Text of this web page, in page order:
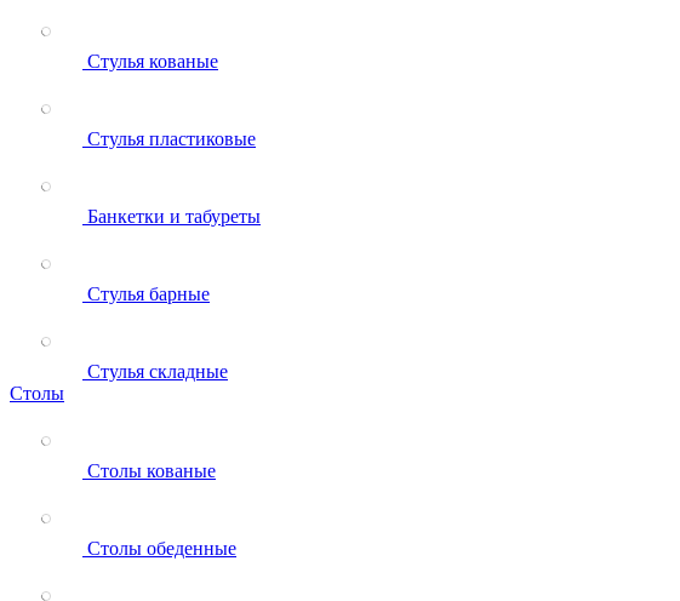
Стулья кованые
Стулья пластиковые
Банкетки и табуреты
Стулья барные
Стулья складные
Столы
Столы кованые
Столы обеденные